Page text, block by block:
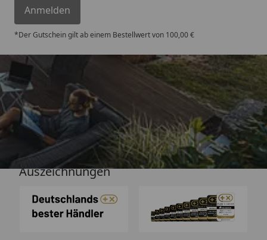
Anmelden
*Der Gutschein gilt ab einem Bestellwert von 100,00 €
Versand
Auszeichnungen